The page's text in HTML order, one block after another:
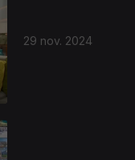
29 nov. 2024